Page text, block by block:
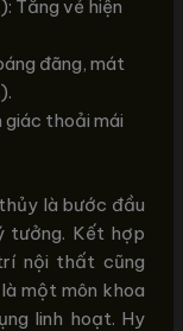
Tăng vẻ hiện
đãng, mát
thoải mái
là bước đầu
tưởng. Kết hợp
nội thất cũng
một môn khoa
linh hoạt. Hy